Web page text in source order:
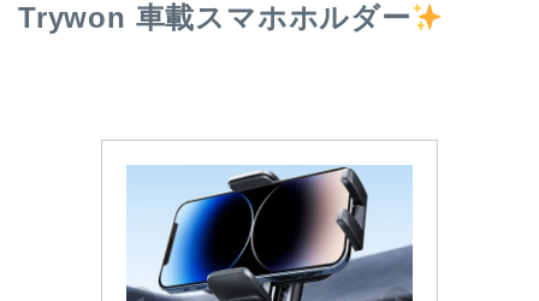
Trywon 車載スマホホルダー